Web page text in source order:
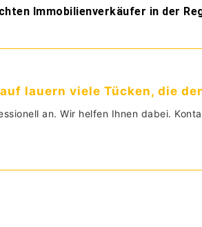
Immobilienverkäufer in der
lauern viele Tücken, die
an. Wir helfen Ihnen dabei.